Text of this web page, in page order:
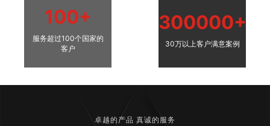
100+
服务超过100个国家的
客户
300000+
30万以上客户满意案例
卓越的产品 真诚的服务